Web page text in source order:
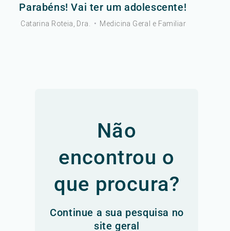
Parabéns! Vai ter um adolescente!
Catarina Roteia, Dra. • Medicina Geral e Familiar
Não
encontrou o
que procura?
Continue a sua pesquisa no
site geral